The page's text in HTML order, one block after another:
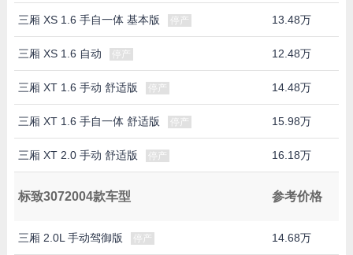
三厢 XS 1.6 手自一体 基本版 停产 13.48万
三厢 XS 1.6 自动 停产 12.48万
三厢 XT 1.6 手动 舒适版 停产 14.48万
三厢 XT 1.6 手自一体 舒适版 停产 15.98万
三厢 XT 2.0 手动 舒适版 停产 16.18万
标致3072004款车型 参考价格
三厢 2.0L 手动驾御版 停产 14.68万